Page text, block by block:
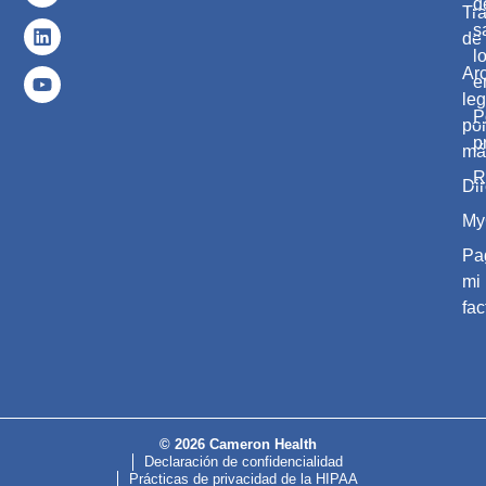
de
por
mi
© 2026 Cameron Health
Declaración de confidencialidad
Prácticas de privacidad de la HIPAA